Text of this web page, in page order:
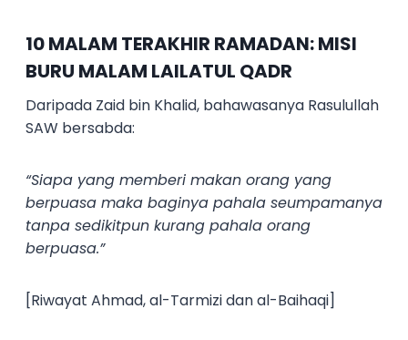
10 MALAM TERAKHIR RAMADAN: MISI
BURU MALAM LAILATUL QADR
Daripada Zaid bin Khalid, bahawasanya Rasulullah
SAW bersabda:
“Siapa yang memberi makan orang yang
berpuasa maka baginya pahala seumpamanya
tanpa sedikitpun kurang pahala orang
berpuasa.”
[Riwayat Ahmad, al-Tarmizi dan al-Baihaqi]